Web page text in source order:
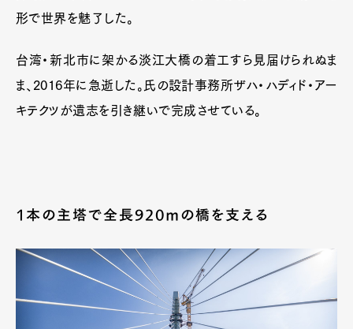
形で世界を魅了した。
台湾・新北市に架かる淡江大橋の着工すら見届けられぬま
ま、2016年に急逝した。氏の設計事務所ザハ・ハディド・アー
キテクツが遺志を引き継いで完成させている。
1本の主塔で全長920mの橋を支える